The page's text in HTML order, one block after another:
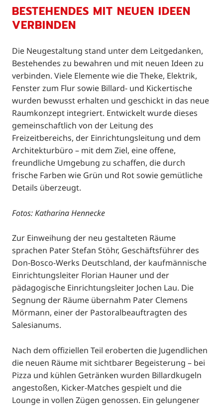
BESTEHENDES MIT NEUEN IDEEN
VERBINDEN
Die Neugestaltung stand unter dem Leitgedanken,
Bestehendes zu bewahren und mit neuen Ideen zu
verbinden. Viele Elemente wie die Theke, Elektrik,
Fenster zum Flur sowie Billard- und Kickertische
wurden bewusst erhalten und geschickt in das neue
Raumkonzept integriert. Entwickelt wurde dieses
gemeinschaftlich von der Leitung des
Freizeitbereichs, der Einrichtungsleitung und dem
Architekturbüro – mit dem Ziel, eine offene,
freundliche Umgebung zu schaffen, die durch
frische Farben wie Grün und Rot sowie gemütliche
Details überzeugt.
Fotos: Katharina Hennecke
Zur Einweihung der neu gestalteten Räume
sprachen Pater Stefan Stöhr, Geschäftsführer des
Don-Bosco-Werks Deutschland, der kaufmännische
Einrichtungsleiter Florian Hauner und der
pädagogische Einrichtungsleiter Jochen Lau. Die
Segnung der Räume übernahm Pater Clemens
Mörmann, einer der Pastoralbeauftragten des
Salesianums.
Nach dem offiziellen Teil eroberten die Jugendlichen
die neuen Räume mit sichtbarer Begeisterung – bei
Pizza und kühlen Getränken wurden Billardkugeln
angestoßen, Kicker-Matches gespielt und die
Lounge in vollen Zügen genossen. Ein gelungener